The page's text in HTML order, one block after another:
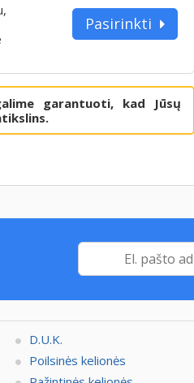
Pasirinkti
garantuoti, kad Jūsų
D.U.K.
Poilsinės kelionės